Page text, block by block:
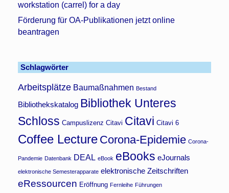
workstation (carrel) for a day
Förderung für OA-Publikationen jetzt online
beantragen
Schlagwörter
Arbeitsplätze Baumaßnahmen Bestand
Bibliothekskatalog Bibliothek Unteres
Schloss Campuslizenz Citavi Citavi Citavi 6
Coffee Lecture Corona-Epidemie Corona-
Pandemie Datenbank DEAL eBook eBooks eJournals
elektronische Semesterapparate elektronische Zeitschriften
eRessourcen Eröffnung Fernleihe Führungen